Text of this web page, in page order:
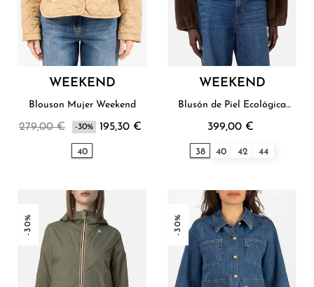
WEEKEND
Blouson Mujer Weekend
279,00 € -30% 195,30 €
40
WEEKEND
Blusón de Piel Ecológica
399,00 €
38 40 42 44
-30% -30%